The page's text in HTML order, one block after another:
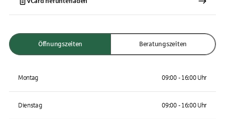
Öffnungszeiten Beratungszeiten
Montag 09:00 - 16:00 Uhr
Dienstag 09:00 - 16:00 Uhr